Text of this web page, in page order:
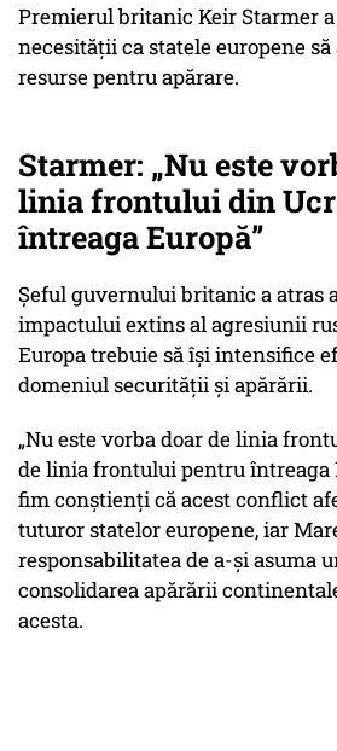
Premierul britanic Keir Starmer
necesității ca statele europene
resurse pentru apărare.
Starmer: „Nu este
linia frontului din
întreaga Europă”
Șeful guvernului britanic a atras
impactului extins al agresiunii
Europa trebuie să își intensifice
domeniul securității și apărării.
„Nu este vorba doar de linia
de linia frontului pentru întreaga
fim conștienți că acest conflict
tuturor statelor europene, iar
responsabilitatea de a-și asuma
consolidarea apărării
acesta.